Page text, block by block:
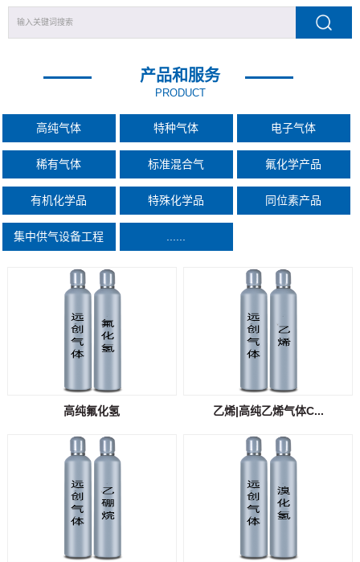
产品和服务
PRODUCT
高纯气体 特种气体 电子气体
稀有气体 标准混合气 氟化学产品
有机化学品 特殊化学品 同位素产品
集中供气设备工程 ......
高纯氟化氢 乙烯|高纯乙烯气体C...